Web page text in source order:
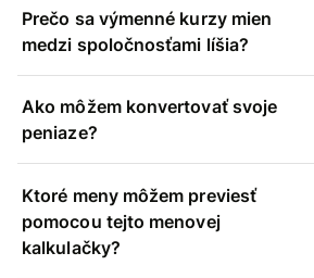
Prečo sa výmenné kurzy mien
medzi spoločnosťami líšia?
Ako môžem konvertovať svoje
peniaze?
Ktoré meny môžem previesť
pomocou tejto menovej
kalkulačky?